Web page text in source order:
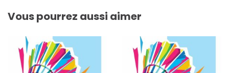
Vous pourrez aussi aimer